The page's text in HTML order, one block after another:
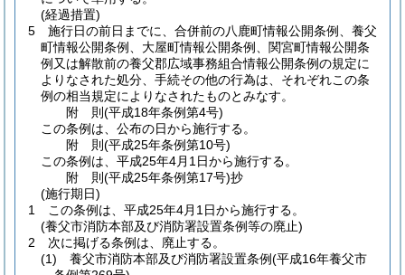
(経過措置)
5
施行日の前日までに、合併前の八鹿町情報公開条例、養父
町情報公開条例、大屋町情報公開条例、関宮町情報公開条
例又は解散前の養父郡広域事務組合情報公開条例の規定に
よりなされた処分、手続その他の行為は、それぞれこの条
例の相当規定によりなされたものとみなす。
附 則(平成18年条例第4号)
この条例は、公布の日から施行する。
附 則(平成25年条例第10号)
この条例は、平成25年4月1日から施行する。
附 則(平成25年条例第17号)抄
(施行期日)
1
この条例は、平成25年4月1日から施行する。
(養父市消防本部及び消防署設置条例等の廃止)
2
次に掲げる条例は、廃止する。
(1)
養父市消防本部及び消防署設置条例(平成16年養父市